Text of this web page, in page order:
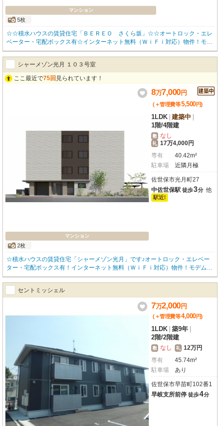
マンション
5枚
☆☆積水ハウスの賃貸住宅「ＢＥＲＥＯ さくら坂」☆☆オートロック・エレ
ベーター・宅配ボックス有☆インターネット無料（ＷｉＦｉ対応）物件！モデ
ム不要で初日からお使い頂けます♪☆☆ＺＥＨ住戸なので入居者様で太陽光売
電システムが利用可能☆高遮音床「ＳＨＡＩＤＤ５５」採用♪☆遮熱断熱ペア
ガラス☆浴室暖房乾燥機、追い炊き給湯器付☆お問い合わせはお気軽にみらい
ハウジングまで☆☆
シャーメゾン光月 １０３号室
ここ最近で75回 見られています！
マンション
2枚
8万7,000円
(＋管理費等5,500円)
1LDK 建築中
1階/4階建
敷 なし
礼 17万4,000円
専有
40.42m²
駐車場
近隣月極
佐世保市光月町27
中佐世保駅 徒歩3分 他
駅近!
☆積水ハウスの賃貸住宅「シャーメゾン光月」です♪オートロック・エレベー
ター・宅配ボックス有！インターネット無料（ＷｉＦｉ対応）物件！モデム不
要で初日からお使い頂けます♪ＺＥＨ住戸なので入居者様で太陽光売電システ
ムが利用可能。高遮音床「ＳＨＡＩＤＤ５５」採用！遮熱断熱ペアガラス、浴
室暖房乾燥機、追い炊き機能付き☆☆ペット飼育可能物件☆☆お問い合わせは
セントミッシェル
7万2,000円
(＋管理費等4,000円)
1LDK 築9年
2階/2階建
敷 なし 礼 12万円
専有
45.74m²
駐車場
あり
佐世保市早苗町102番1
早岐支所前停 徒歩4分